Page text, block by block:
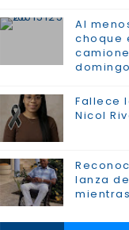
Al
choque
domingo
Fallece
Nicol
lanza